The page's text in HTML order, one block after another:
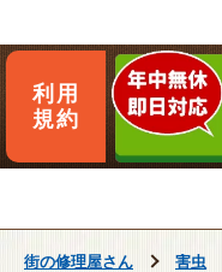
利用
規約
街の修理屋さん 害虫